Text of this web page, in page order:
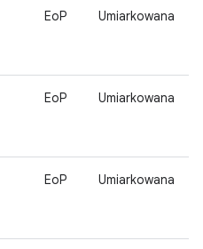
EoP Umiarkowana
EoP Umiarkowana
EoP Umiarkowana